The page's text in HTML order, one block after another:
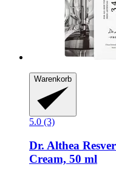
Warenkorb
5.0 (3)
Dr. Althea
Cream, 50 ml